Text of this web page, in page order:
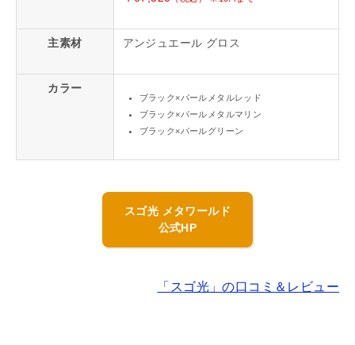
主素材 アンジュエール グロス
カラー
ブラック×パールメタルレッド
ブラック×パールメタルマリン
ブラック×パールグリーン
スゴ光 メタワールド
公式HP
「スゴ光」の口コミ＆レビュー